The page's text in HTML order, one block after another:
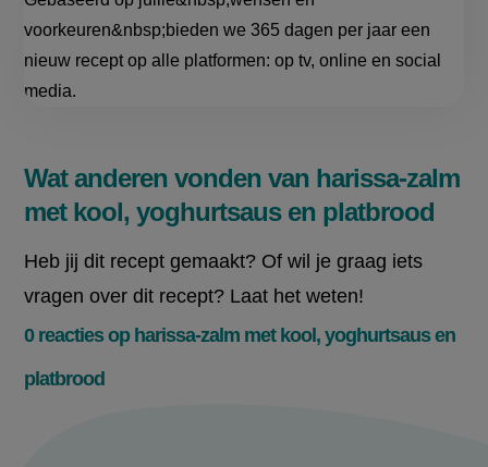
voorkeuren&nbsp;bieden we 365 dagen per jaar een
nieuw recept op alle platformen: op tv, online en social
media.
Wat anderen vonden van harissa-zalm
met kool, yoghurtsaus en platbrood
Heb jij dit recept gemaakt? Of wil je graag iets
vragen over dit recept? Laat het weten!
0 reacties op harissa-zalm met kool, yoghurtsaus en
platbrood